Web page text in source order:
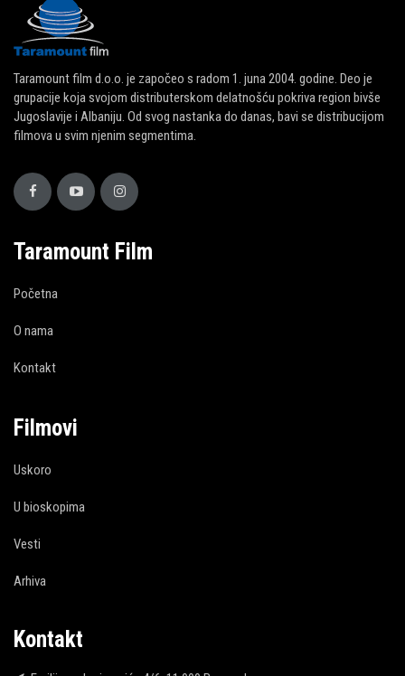
Taramount film d.o.o. je započeo s radom 1. juna 2004. godine. Deo je
grupacije koja svojom distributerskom delatnošću pokriva region bivše
Jugoslavije i Albaniju. Od svog nastanka do danas, bavi se distribucijom
filmova u svim njenim segmentima.
Taramount Film
Početna
O nama
Kontakt
Filmovi
Uskoro
U bioskopima
Vesti
Arhiva
Kontakt